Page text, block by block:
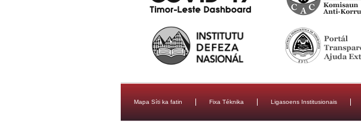
Mapa Síti ka fatin Fixa Téknika Ligasoens Institusionais